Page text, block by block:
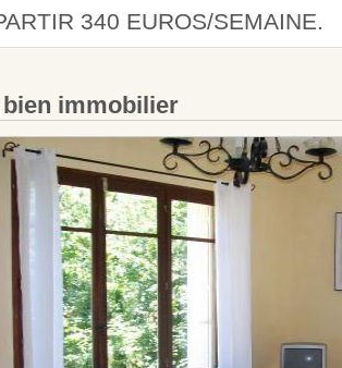
340 EUROS/SEMAINE.
immobilier